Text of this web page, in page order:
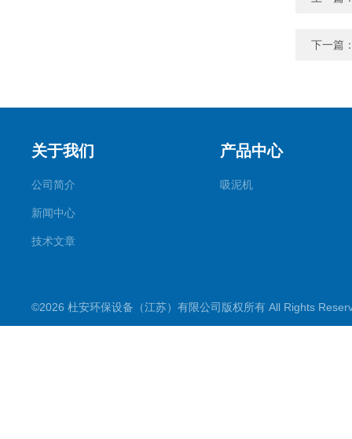
下一篇
关于我们
公司简介
新闻中心
技术文章
产品中心
吸泥机
©2026 杜安环保设备（江苏）有限公司版权所有 All Rights